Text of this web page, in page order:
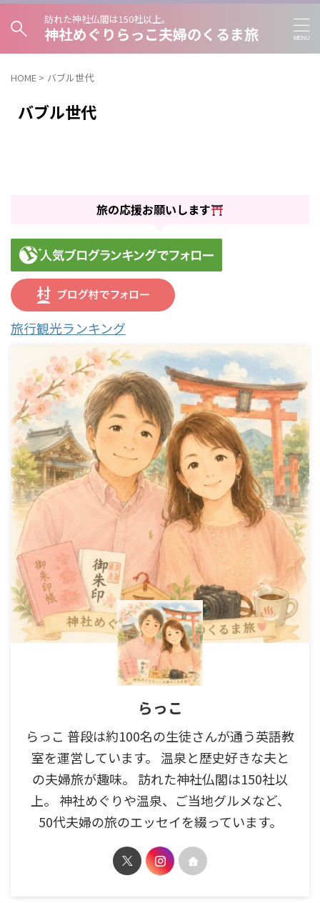
訪れた神社仏閣は150社以上。
神社めぐりらっこ夫婦のくるま旅
HOME > バブル世代
バブル世代
旅の応援お願いします
旅行観光ランキング
らっこ
らっこ 普段は約100名の生徒さんが通う英語教
室を運営しています。 温泉と歴史好きな夫と
の夫婦旅が趣味。 訪れた神社仏閣は150社以
上。 神社めぐりや温泉、ご当地グルメなど、
50代夫婦の旅のエッセイを綴っています。